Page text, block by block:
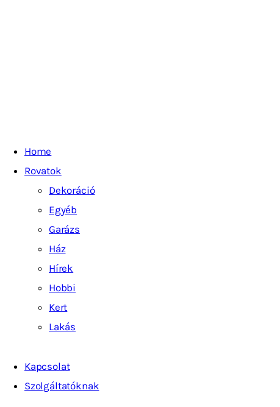
Home
Rovatok
Dekoráció
Egyéb
Garázs
Ház
Hírek
Hobbi
Kert
Lakás
Kapcsolat
Szolgáltatóknak